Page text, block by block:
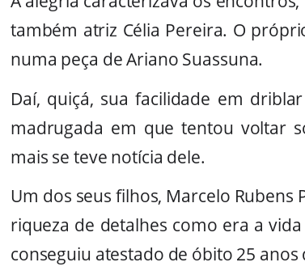
também atriz Célia Pereira. O
numa peça de Ariano Suassuna.
Daí, quiçá, sua facilidade em
madrugada em que tentou voltar
mais se teve notícia dele.
Um dos seus filhos, Marcelo
riqueza de detalhes como era a
conseguiu atestado de óbito 25 anos